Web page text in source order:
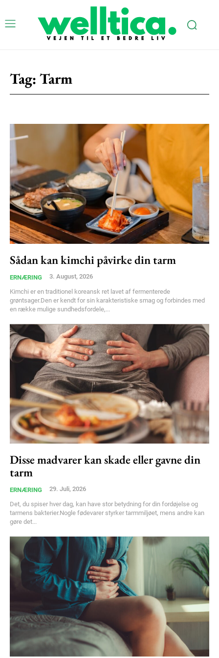
Subscription Plans
Tag: Tarm
Sådan kan kimchi påvirke din tarm
ERNÆRING 3. August, 2026
Kimchi er en traditionel koreansk ret lavet af fermenterede
grøntsager.Den er kendt for sin karakteristiske smag og forbindes med
en række mulige sundhedsfordele,...
Disse madvarer kan skade eller gavne din
tarm
ERNÆRING 29. Juli, 2026
Det, du spiser hver dag, kan have stor betydning for din fordøjelse og
tarmens bakterier.Nogle fødevarer styrker tarmmiljøet, mens andre kan
gøre det...